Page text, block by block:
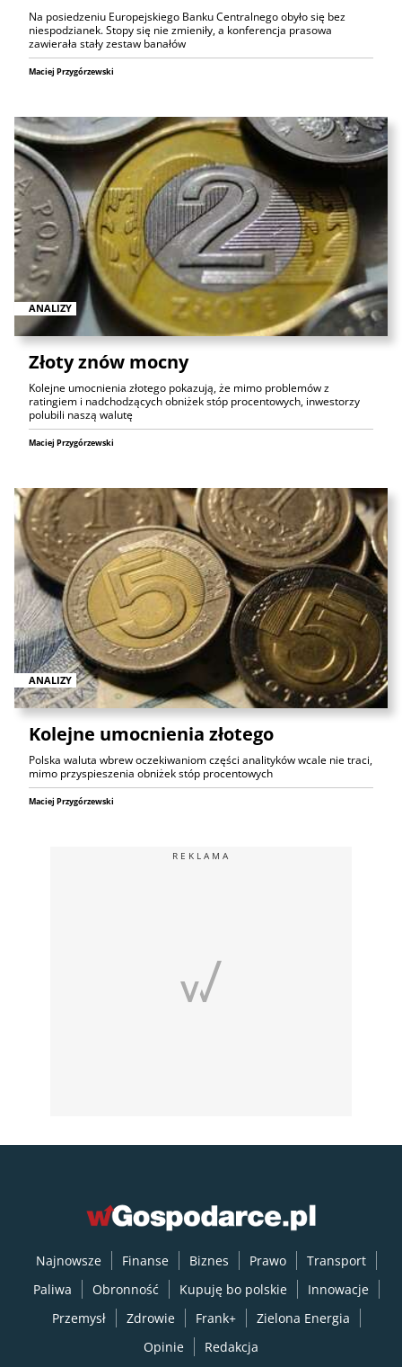
Na posiedzeniu Europejskiego Banku Centralnego obyło się bez
niespodzianek. Stopy się nie zmieniły, a konferencja prasowa
zawierała stały zestaw banałów
Maciej Przygórzewski
ANALIZY
Złoty znów mocny
Kolejne umocnienia złotego pokazują, że mimo problemów z
ratingiem i nadchodzących obniżek stóp procentowych, inwestorzy
polubili naszą walutę
Maciej Przygórzewski
ANALIZY
Kolejne umocnienia złotego
Polska waluta wbrew oczekiwaniom części analityków wcale nie traci,
mimo przyspieszenia obniżek stóp procentowych
Maciej Przygórzewski
REKLAMA
Najnowsze Finanse Biznes Prawo
Transport
Paliwa
Obronność Kupuję bo polskie
Innowacje
Przemysł
Zdrowie Frank+
Zielona Energia
Opinie
Redakcja